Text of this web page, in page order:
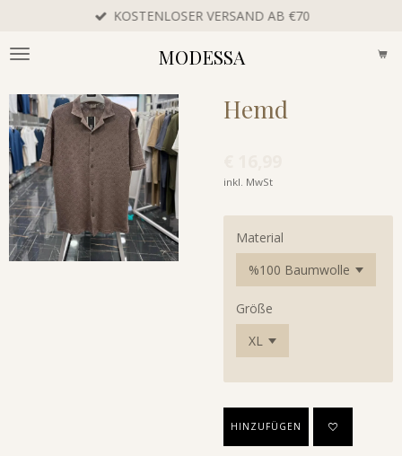
springen
MODESSA
KOSTENLOSER VERSAND AB €70
Hemd
inkl. MwSt
Material
Größe
HINZUFÜGEN